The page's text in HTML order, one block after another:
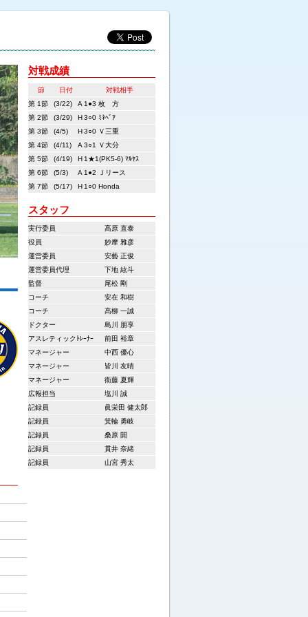
対戦成績
節 日付
対戦相手
第 1節
(3/22) A 1●3 枚 方
第 2節
(3/29) H3○0 ﾐﾈﾍﾞｱ
第 3節
(4/5) H3○0 Ｖ三重
第 4節
(4/11) A 3○1 Ｖ大分
第 5節
(4/19) H 1★1(PK5-6) ﾏﾙﾔｽ
第 6節
(5/3) A 1●2 Ｊリース
第 7節
(5/17) H 1○0 Honda
スタッフ
実行委員
髙原 直泰
役員
妙摩 雅彦
運営委員
安藝 正俊
運営委員代理
下地 絃斗
監督
尾松 剛
コーチ
安在 和樹
コーチ
髙柳 一誠
ドクター
島川 朋享
アスレティックﾄﾚｰﾅｰ
前田 裕章
マネージャー
中西 優心
マネージャー
皆川 友晴
マネージャー
衞藤 夏輝
広報担当
塩川 誠
記録員
眞栄田 健太郎
記録員
箕輪 勇岐
記録員
桑原 開
記録員
貫井 奈緒
記録員
山宮 秀太